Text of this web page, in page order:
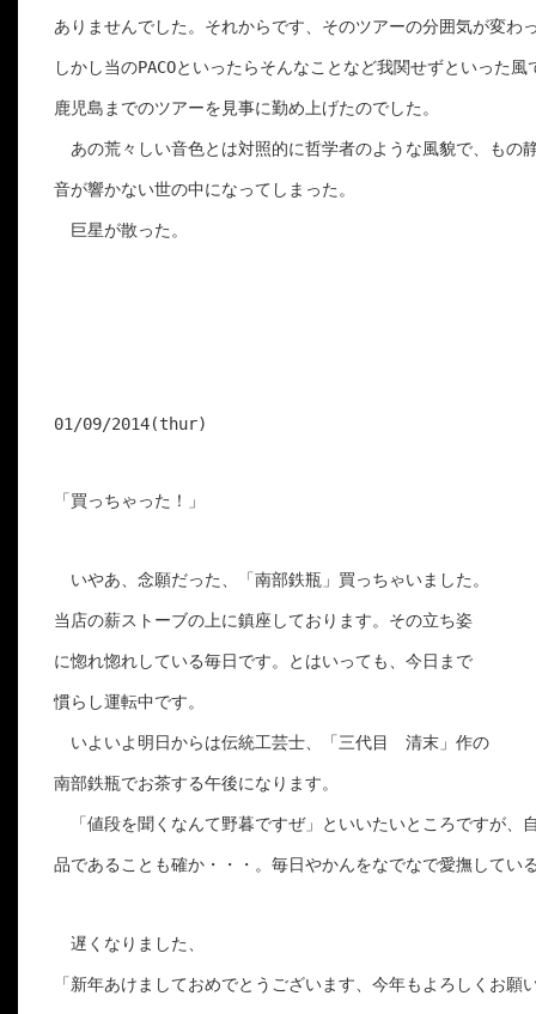
ありませんでした。それからです、そのツアーの分囲気が変わ
しかし当のPACOといったらそんなことなど我関せずといった風
鹿児島までのツアーを見事に勤め上げたのでした。
あの荒々しい音色とは対照的に哲学者のような風貌で、もの
音が響かない世の中になってしまった。
巨星が散った。
01/09/2014(thur)
「買っちゃった！」
いやあ、念願だった、「南部鉄瓶」買っちゃいました。
当店の薪ストーブの上に鎮座しております。その立ち姿
に惚れ惚れしている毎日です。とはいっても、今日まで
慣らし運転中です。
いよいよ明日からは伝統工芸士、「三代目　清末」作の
南部鉄瓶でお茶する午後になります。
「値段を聞くなんて野暮ですぜ」といいたいところですが、
品であることも確か・・・。毎日やかんをなでなで愛撫してい
遅くなりました、
「新年あけましておめでとうございます、今年もよろしくお願